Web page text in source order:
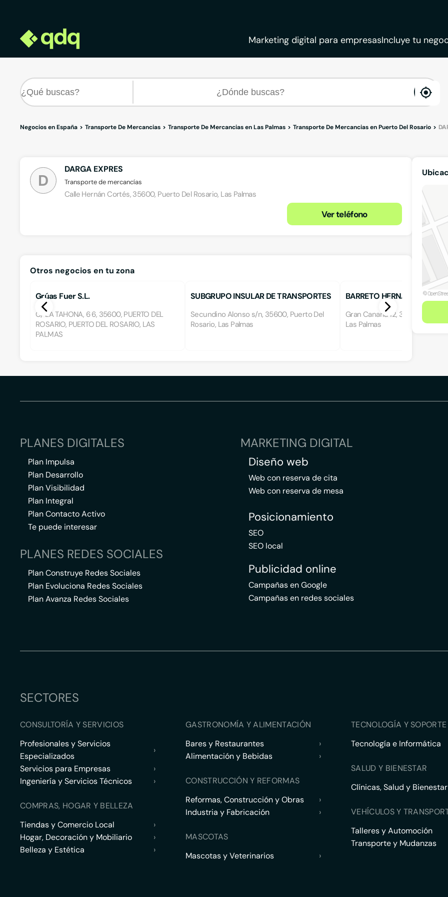
Marketing digital para empresasIncluye tu
Negocios en España Transporte De Mercancias Transporte De Mercancias en Las Palmas Transporte De Mercancias en Puerto Del Rosario
D
DARGA EXPRES
Transporte de mercancías
Calle Hernán Cortés, 35600, Puerto Del Rosario, Las Palmas
Ver teléfono
Otros negocios en tu zona
Grúas Fuer S.L.
C/ LA TAHONA, 6 6, 35600, PUERTO DEL
ROSARIO, PUERTO DEL ROSARIO, LAS
PALMAS
SUBGRUPO INSULAR DE TRANSPORTES
Secundino Alonso s/n, 35600, Puerto Del
Rosario, Las Palmas
BARRETO HERNANDEZ, J.
Gran Canaria 12, 35600, Puerto
Las Palmas
PLANES DIGITALES
Plan Impulsa
Plan Desarrollo
Plan Visibilidad
Plan Integral
Plan Contacto Activo
Te puede interesar
PLANES REDES SOCIALES
Plan Construye Redes Sociales
Plan Evoluciona Redes Sociales
Plan Avanza Redes Sociales
MARKETING DIGITAL
Diseño web
Web con reserva de cita
Web con reserva de mesa
Posicionamiento
SEO
SEO local
Publicidad online
Campañas en Google
Campañas en redes sociales
SECTORES
CONSULTORÍA Y SERVICIOS
Profesionales y Servicios
Especializados
›
Servicios para Empresas
›
Ingeniería y Servicios Técnicos
›
COMPRAS, HOGAR Y BELLEZA
Tiendas y Comercio Local
›
Hogar, Decoración y Mobiliario
›
Belleza y Estética
›
GASTRONOMÍA Y ALIMENTACIÓN
Bares y Restaurantes
›
Alimentación y Bebidas
›
CONSTRUCCIÓN Y REFORMAS
Reformas, Construcción y Obras
›
Industria y Fabricación
›
MASCOTAS
Mascotas y Veterinarios
›
TECNOLOGÍA Y
Tecnología e Informática
SALUD Y BIENESTAR
Clínicas, Salud y Bienestar
VEHÍCULOS Y
Talleres y Automoción
Transporte y Mudanzas